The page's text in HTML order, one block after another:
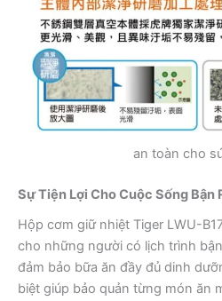
an toàn cho
Sự Tiện Lợi Cho Cuộc Sống Bận
Hộp cơm giữ nhiệt Tiger LWU-
cho những người có lịch trình
đảm bảo bữa ăn đầy đủ dinh
biệt giúp bảo quản từng món ăn